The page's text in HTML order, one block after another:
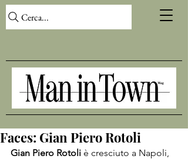
Cerca...
Faces: Gian Piero Rotoli
Gian Piero Rotoli è cresciuto a Napoli,